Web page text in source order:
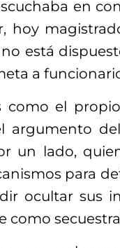
en
hoy
no está
a
como el
argumento
un lado,
para
ocultar sus
como